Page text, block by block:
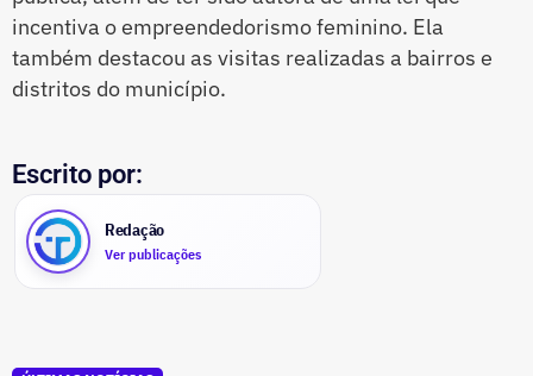
incentiva o empreendedorismo feminino. Ela
também destacou as visitas realizadas a bairros e
distritos do município.
Escrito por:
Redação
Ver publicações